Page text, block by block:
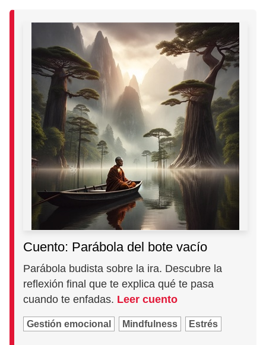
Cuento: Parábola del bote vacío
Parábola budista sobre la ira. Descubre la
reflexión final que te explica qué te pasa
cuando te enfadas. Leer cuento
Gestión emocional Mindfulness Estrés